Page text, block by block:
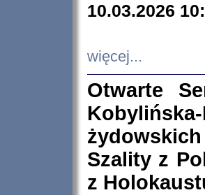
10.03.2026
więcej...
Otwarte
Szality z
z